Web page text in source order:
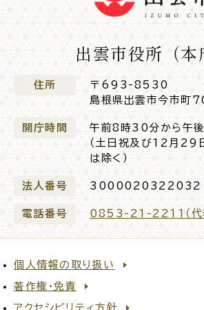
出雲市役所（本
住所
〒693-8530
島根県出雲市今市町
開庁時間
午前8時30分から午
（土日祝及び12月29
は除く）
法人番号 3000020322032
電話番号 0853-21-2211（代
個人情報の取り扱い
著作権・免責
アクセシビリティ方針